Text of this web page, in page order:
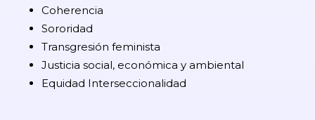
Coherencia
Sororidad
Transgresión feminista
Justicia social, económica y ambiental
Equidad Interseccionalidad